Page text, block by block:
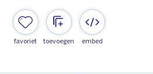
favoriet toevoegen embed